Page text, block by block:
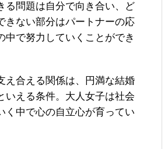
る問題は自分で向き合い、ど
きない部分はパートナーの応
中で努力していくことができ
え合える関係は、円満な結婚
いえる条件。大人女子は社会
く中で心の自立心が育ってい